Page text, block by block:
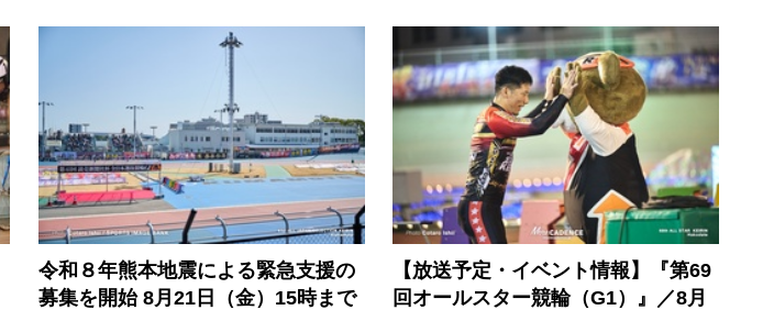
令和８年熊本地震による緊急支援の
募集を開始 8月21日（金）15時まで
【放送予定・イベント情報】『第69
回オールスター競輪（G1）』／8月